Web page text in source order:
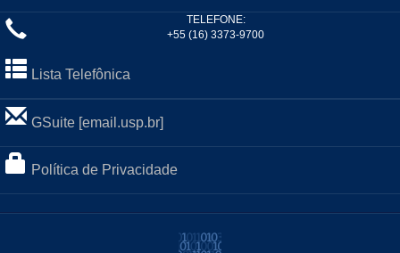
TELEFONE:
+55 (16) 3373-9700
Lista Telefônica
GSuite [email.usp.br]
Política de Privacidade